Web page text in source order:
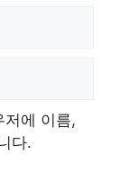
저에 이름,
다.